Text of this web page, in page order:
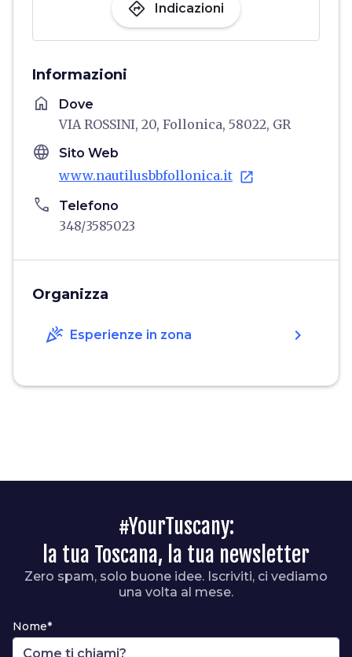
directions Indicazioni
Informazioni
home Dove
VIA ROSSINI, 20, Follonica, 58022, GR
language Sito Web
www.nautilusbbfollonica.it open_in_new
phone Telefono
348/3585023
Organizza
celebration Esperienze in zona chevron_right
#YourTuscany:
la tua Toscana, la tua newsletter
Zero spam, solo buone idee. Iscriviti, ci vediamo
una volta al mese.
Nome*